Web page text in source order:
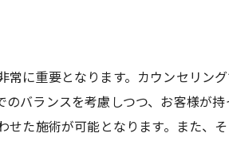
に重要となります。カウンセリン
バランスを考慮しつつ、お客様が
た施術が可能となります。また、